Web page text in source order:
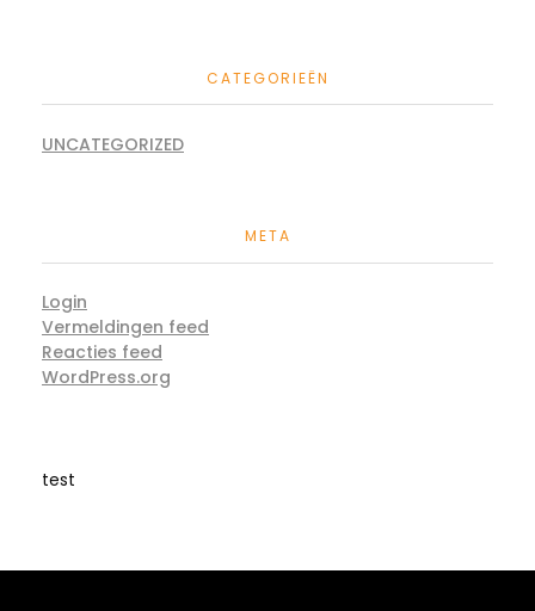
CATEGORIEËN
UNCATEGORIZED
META
Login
Vermeldingen feed
Reacties feed
WordPress.org
test